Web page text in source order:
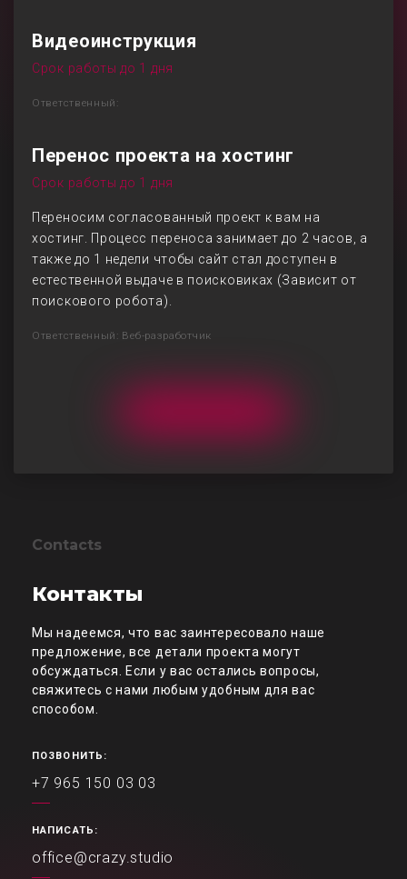
Видеоинструкция
Срок работы до 1 дня
Ответственный:
Перенос проекта на хостинг
Срок работы до 1 дня
Переносим согласованный проект к вам на
хостинг. Процесс переноса занимает до 2 часов, а
также до 1 недели чтобы сайт стал доступен в
естественной выдаче в поисковиках (Зависит от
поискового робота).
Ответственный: Веб-разработчик
Contacts
Контакты
Мы надеемся, что вас заинтересовало наше
предложение, все детали проекта могут
обсуждаться. Если у вас остались вопросы,
свяжитесь с нами любым удобным для вас
способом.
ПОЗВОНИТЬ:
+7 965 150 03 03
НАПИСАТЬ:
office@crazy.studio